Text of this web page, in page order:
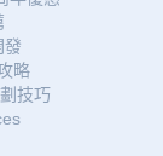
發
略
技巧